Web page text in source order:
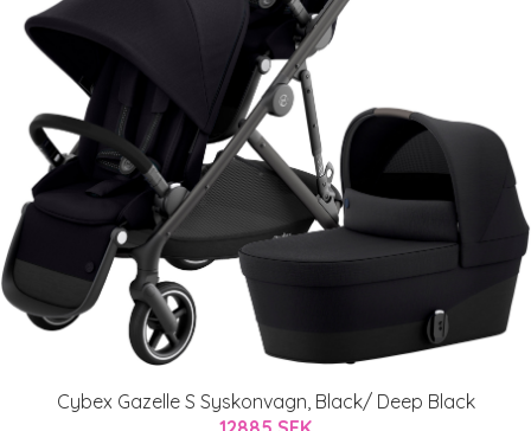
Cybex Gazelle S Syskonvagn, Black/ Deep Black